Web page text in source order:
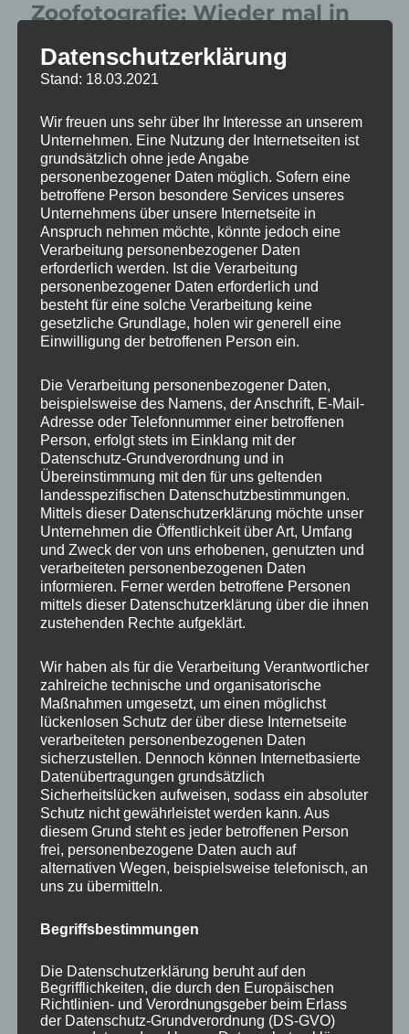
Zoofotografie: Wieder mal in
Grömitz am 16.04.2026
MP Mario Porten
Beratung
Training
Coaching
Impulsvorträge
NEWS ABONNIEREN?
Your email:
KATEGORIEN
Aktuelles vom MP
Allgemein
Impulse zur persönlichen Reflexion
Naturfoto-Blog
Datenschutzerklärung
Stand: 18.03.2021
Wir freuen uns sehr über Ihr Interesse an unserem
Unternehmen. Eine Nutzung der Internetseiten ist
grundsätzlich ohne jede Angabe
personenbezogener Daten möglich. Sofern eine
betroffene Person besondere Services unseres
Unternehmens über unsere Internetseite in
Anspruch nehmen möchte, könnte jedoch eine
Verarbeitung personenbezogener Daten
erforderlich werden. Ist die Verarbeitung
personenbezogener Daten erforderlich und
besteht für eine solche Verarbeitung keine
gesetzliche Grundlage, holen wir generell eine
Einwilligung der betroffenen Person ein.
Die Verarbeitung personenbezogener Daten,
beispielsweise des Namens, der Anschrift, E-Mail-
Adresse oder Telefonnummer einer betroffenen
Person, erfolgt stets im Einklang mit der
Datenschutz-Grundverordnung und in
Übereinstimmung mit den für uns geltenden
landesspezifischen Datenschutzbestimmungen.
Mittels dieser Datenschutzerklärung möchte unser
Unternehmen die Öffentlichkeit über Art, Umfang
und Zweck der von uns erhobenen, genutzten und
verarbeiteten personenbezogenen Daten
informieren. Ferner werden betroffene Personen
mittels dieser Datenschutzerklärung über die ihnen
zustehenden Rechte aufgeklärt.
Wir haben als für die Verarbeitung Verantwortlicher
zahlreiche technische und organisatorische
Maßnahmen umgesetzt, um einen möglichst
lückenlosen Schutz der über diese Internetseite
verarbeiteten personenbezogenen Daten
sicherzustellen. Dennoch können Internetbasierte
Datenübertragungen grundsätzlich
Sicherheitslücken aufweisen, sodass ein absoluter
Schutz nicht gewährleistet werden kann. Aus
diesem Grund steht es jeder betroffenen Person
frei, personenbezogene Daten auch auf
alternativen Wegen, beispielsweise telefonisch, an
uns zu übermitteln.
Begriffsbestimmungen
Die Datenschutzerklärung beruht auf den
Begrifflichkeiten, die durch den Europäischen
Richtlinien- und Verordnungsgeber beim Erlass
der Datenschutz-Grundverordnung (DS-GVO)